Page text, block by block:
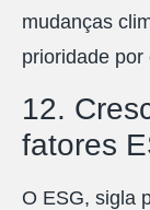
mudanças
prioridade
12.
fatores
O ESG, sigla